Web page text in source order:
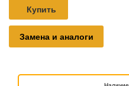
Купить
Замена и аналоги